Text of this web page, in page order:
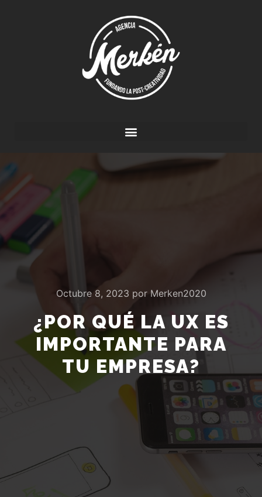
Octubre 8, 2023 por Merken2020
¿POR QUÉ LA UX ES
IMPORTANTE PARA
TU EMPRESA?